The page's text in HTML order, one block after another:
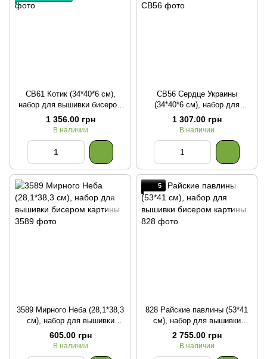
СВ61 Котик (34*40*6 см),
набор для вышивки бисером
шопера
1 356.00 грн
В наличии
СВ56 Сердце Украины
(34*40*6 см), набор для
вышивки бисером шопера
1 307.00 грн
В наличии
3589 Мирного Неба (28,1*38,3
см), набор для вышивки
бисером картины
605.00 грн
В наличии
5
828 Райские павлины (53*41
см), набор для вышивки
бисером картины
2 755.00 грн
В наличии